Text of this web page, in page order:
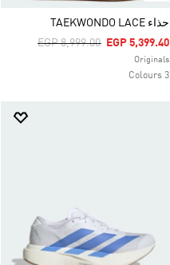
حذاء TAEKWONDO LACE
Price Reduced From
EGP 8,999.00ToEGP 5,399.40
Originals
3 Colours